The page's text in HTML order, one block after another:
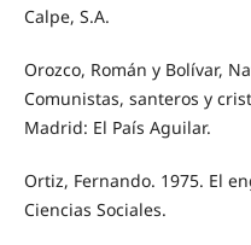
Calpe, S.A.
Orozco, Román y Bolívar,
Comunistas, santeros y
Madrid: El País Aguilar.
Ortiz, Fernando. 1975. El
Ciencias Sociales.